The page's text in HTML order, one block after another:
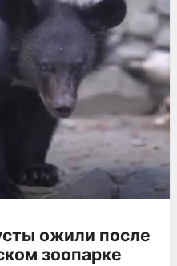
ожили после
зоопарке